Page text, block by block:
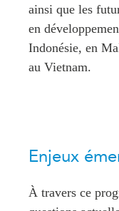
ainsi que les
en
Indonésie, en
au Vietnam.
Enjeux
À travers ce